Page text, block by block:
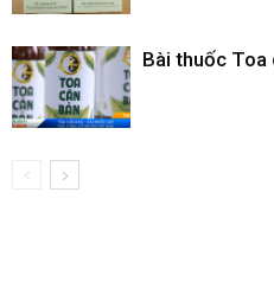
Bài thuốc Toa